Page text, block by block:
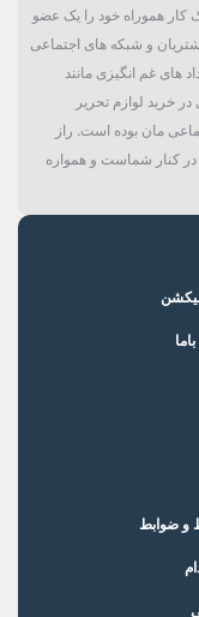
هموراه خود را یک عضو
و شبکه های اجتماعی
های غم انگیزی مانند
خرید لوازم تحریر
مان بوده است. راز
کنار شماست و همواره
و ضوابط